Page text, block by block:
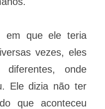
em que ele teria
vezes, eles
onde
Ele dizia não ter
que aconteceu